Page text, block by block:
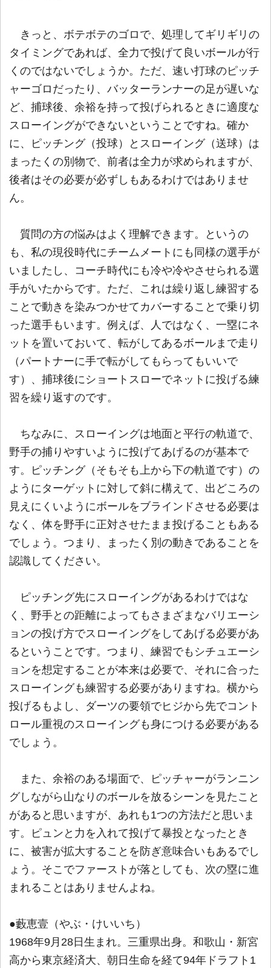
きっと、ボテボテのゴロで、処理してギリギリの
タイミングであれば、全力で投げて良いボールが行
くのではないでしょうか。ただ、速い打球のピッチ
ャーゴロだったり、バッターランナーの足が遅いな
ど、捕球後、余裕を持って投げられるときに適度な
スローイングができないということですね。確か
に、ピッチング（投球）とスローイング（送球）は
まったくの別物で、前者は全力が求められますが、
後者はその必要が必ずしもあるわけではありませ
ん。
質問の方の悩みはよく理解できます。というの
も、私の現役時代にチームメートにも同様の選手が
いましたし、コーチ時代にも冷や冷やさせられる選
手がいたからです。ただ、これは繰り返し練習する
ことで動きを染みつかせてカバーすることで乗り切
った選手もいます。例えば、人ではなく、一塁にネ
ットを置いておいて、転がしてあるボールまで走り
（パートナーに手で転がしてもらってもいいで
す）、捕球後にショートスローでネットに投げる練
習を繰り返すのです。
ちなみに、スローイングは地面と平行の軌道で、
野手の捕りやすいように投げてあげるのが基本で
す。ピッチング（そもそも上から下の軌道です）の
ようにターゲットに対して斜に構えて、出どころの
見えにくいようにボールをブラインドさせる必要は
なく、体を野手に正対させたまま投げることもある
でしょう。つまり、まったく別の動きであることを
認識してください。
ピッチング先にスローイングがあるわけではな
く、野手との距離によってもさまざまなバリエーシ
ョンの投げ方でスローイングをしてあげる必要があ
るということです。つまり、練習でもシチュエーシ
ョンを想定することが本来は必要で、それに合った
スローイングも練習する必要がありますね。横から
投げるもよし、ダーツの要領でヒジから先でコント
ロール重視のスローイングも身につける必要がある
でしょう。
また、余裕のある場面で、ピッチャーがランニン
グしながら山なりのボールを放るシーンを見たこと
があると思いますが、あれも1つの方法だと思いま
す。ピュンと力を入れて投げて暴投となったとき
に、被害が拡大することを防ぎ意味合いもあるでし
ょう。そこでファーストが落としても、次の塁に進
まれることはありませんよね。
●藪恵壹（やぶ・けいいち）
1968年9月28日生まれ。三重県出身。和歌山・新宮
高から東京経済大、朝日生命を経て94年ドラフト1